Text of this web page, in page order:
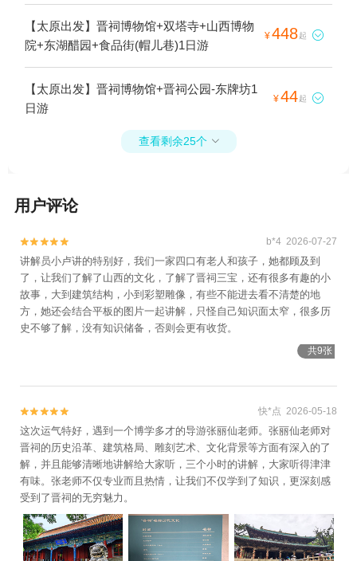
【太原出发】晋祠博物馆+双塔寺+山西博物
院+东湖醋园+食品街(帽儿巷)1日游
¥448起 
【太原出发】晋祠博物馆+晋祠公园-东牌坊1
日游
¥44起 
查看剩余25个 
用户评论

 b*4 2026-07-27
讲解员小卢讲的特别好，我们一家四口有老人和孩子，她都顾及到
了，让我们了解了山西的文化，了解了晋祠三宝，还有很多有趣的小
故事，大到建筑结构，小到彩塑雕像，有些不能进去看不清楚的地
方，她还会结合平板的图片一起讲解，只怪自己知识面太窄，很多历
史不够了解，没有知识储备，否则会更有收货。
共9张

 快*点 2026-05-18
这次运气特好，遇到一个博学多才的导游张丽仙老师。张丽仙老师对
晋祠的历史沿革、建筑格局、雕刻艺术、文化背景等方面有深入的了
解，并且能够清晰地讲解给大家听，三个小时的讲解，大家听得津津
有味。张老师不仅专业而且热情，让我们不仅学到了知识，更深刻感
受到了晋祠的无穷魅力。